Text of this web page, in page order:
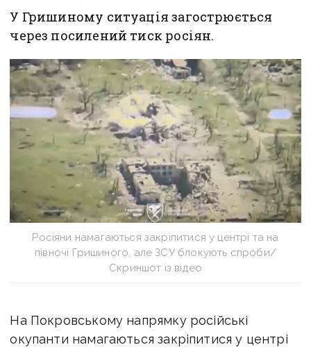
У Гришиному ситуація загострюється
через посилений тиск росіян.
Росіяни намагаються закріпитися у центрі та на
півночі Гришиного, але ЗСУ блокують спроби/
Скриншот із відео
На Покровському напрямку російські
окупанти намагаються закріпитися у центрі